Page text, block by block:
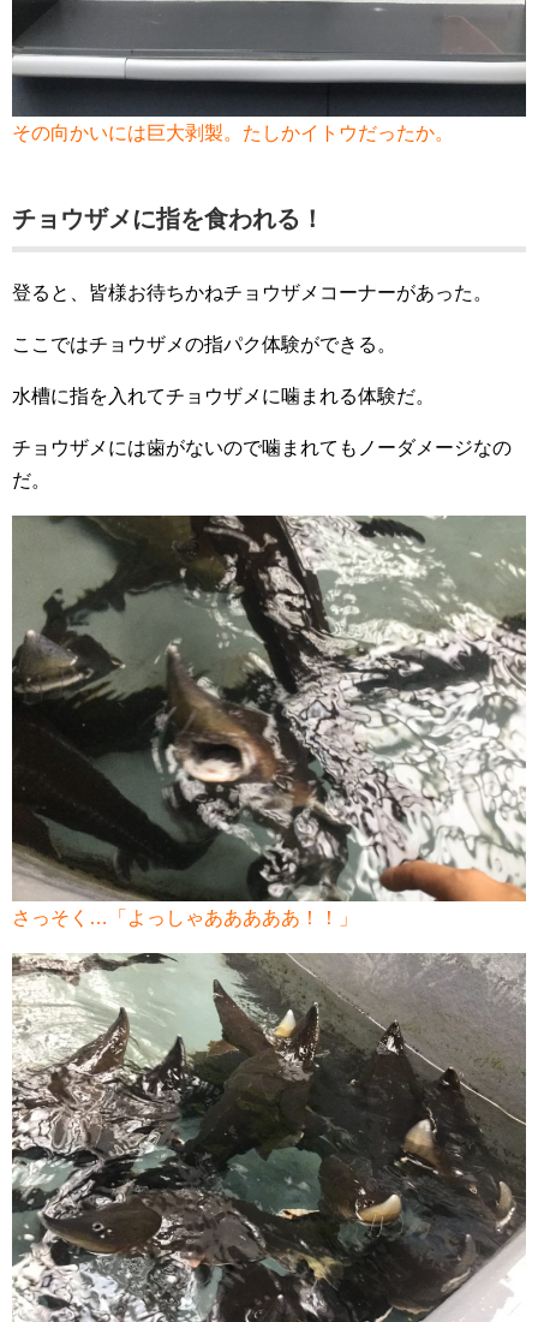
その向かいには巨大剥製。たしかイトウだったか。
チョウザメに指を食われる！
登ると、皆様お待ちかねチョウザメコーナーがあった。
ここではチョウザメの指パク体験ができる。
水槽に指を入れてチョウザメに噛まれる体験だ。
チョウザメには歯がないので噛まれてもノーダメージなの
だ。
さっそく…「よっしゃあああああ！！」